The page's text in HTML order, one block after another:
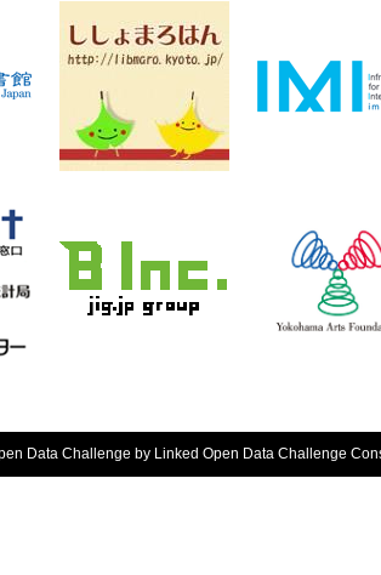
Data Challenge by Linked Open Data Challenge